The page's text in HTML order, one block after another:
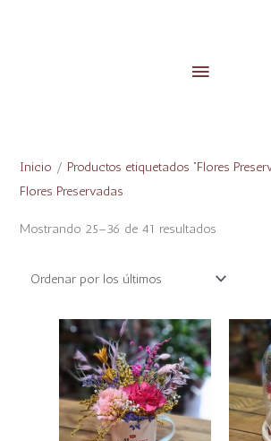
principal
Inicio / Productos etiquetados “Flores
Flores Preservadas
Mostrando 25–36 de 41 resultados